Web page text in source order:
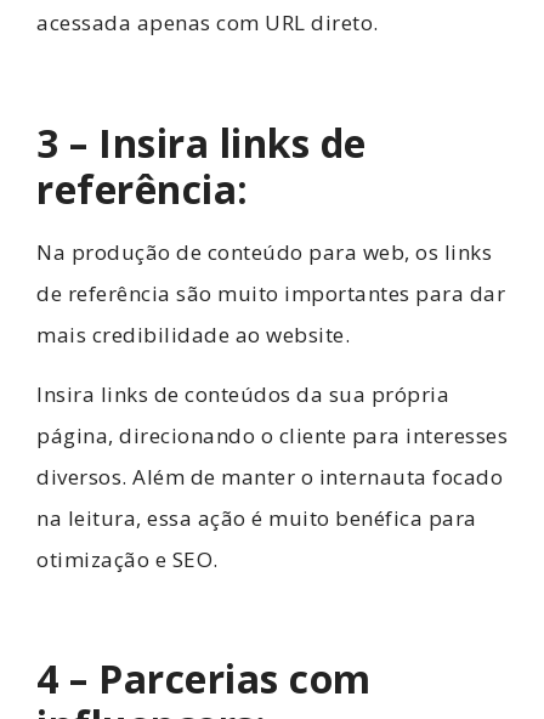
acessada apenas com URL direto.
3 – Insira links de
referência:
Na produção de conteúdo para web, os links
de referência são muito importantes para dar
mais credibilidade ao website.
Insira links de conteúdos da sua própria
página, direcionando o cliente para interesses
diversos. Além de manter o internauta focado
na leitura, essa ação é muito benéfica para
otimização e SEO.
4 – Parcerias com